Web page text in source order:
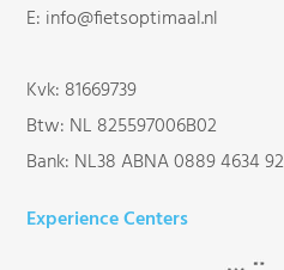
E: info@fietsoptimaal.nl
Kvk: 81669739
Btw: NL 825597006B02
Bank: NL38 ABNA 0889 4634 92
Experience Centers